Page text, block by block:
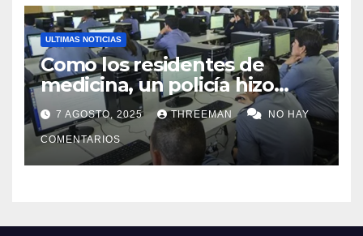
ULTIMAS NOTICIAS
Como los residentes de
medicina, un policía hizo
trampa en un examen para
obtener un ascenso en Santa
Fe y fue suspendido
7 AGOSTO, 2025 THREEMAN NO HAY
COMENTARIOS